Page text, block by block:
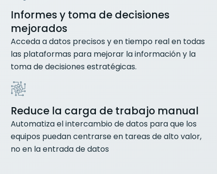
Informes y toma de decisiones
mejorados
Acceda a datos precisos y en tiempo real en todas
las plataformas para mejorar la información y la
toma de decisiones estratégicas.
Reduce la carga de trabajo manual
Automatiza el intercambio de datos para que los
equipos puedan centrarse en tareas de alto valor,
no en la entrada de datos